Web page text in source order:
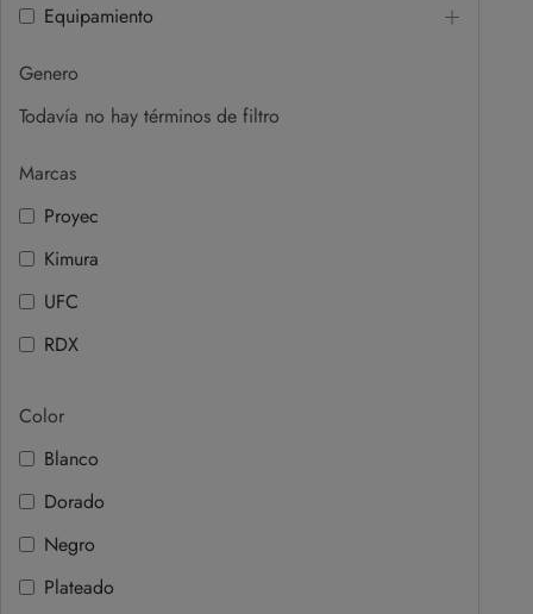
Equipamiento
Genero
Todavía no hay términos de filtro
Marcas
Proyec
Kimura
UFC
RDX
Color
Blanco
Dorado
Negro
Plateado